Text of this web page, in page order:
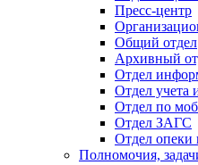
Пресс-центр
Общий отдел
Архивный
Отдел
Отдел учета
Отдел по
Отдел ЗАГС
Отдел опеки
Полномочия,